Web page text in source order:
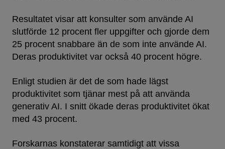
Resultatet visar att konsulter som använde AI
slutförde 12 procent fler uppgifter och gjorde dem
25 procent snabbare än de som inte använde AI.
Deras produktivitet var också 40 procent högre.
Enligt studien är det de som hade lägst
produktivitet som tjänar mest på att använda
generativ AI. I snitt ökade deras produktivitet ökat
med 43 procent.
Forskarnas konstaterar samtidigt att vissa